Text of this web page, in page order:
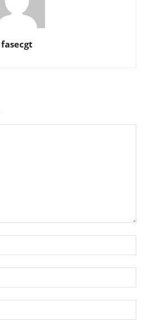
fasecgt